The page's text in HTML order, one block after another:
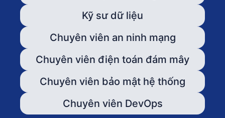
Kỹ sư dữ liệu
Chuyên viên an ninh mạng
Chuyên viên điện toán đám mây
Chuyên viên bảo mật hệ thống
Chuyên viên DevOps